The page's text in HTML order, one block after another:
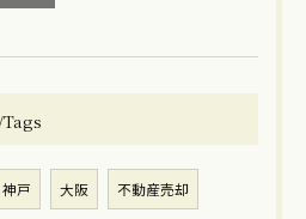
Tags
神戸 大阪 不動産売却